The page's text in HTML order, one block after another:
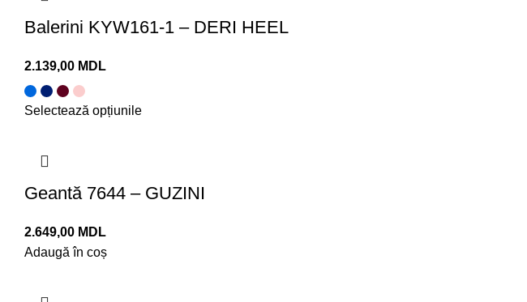
Balerini KYW161-1 – DERI HEEL
MDL
Selectează opțiunile
Geantă 7644 – GUZINI
MDL
Adaugă în coș